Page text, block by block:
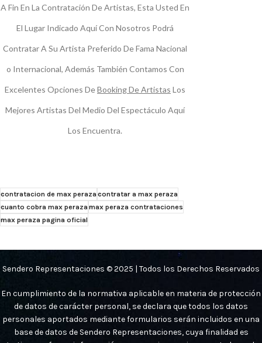
A Fin En La Contratación De Artistas, Esta Usted En
El Lugar Indicado Aquí Con Nosotros Podrá
Contratar A Su Artista Preferido De Fama Nacional
o Internacional, Además También Contamos Con
Excelentes Opciones DeBooking De Artistas Los
Mejores Artistas Del Medio Del Espectáculo Aquí
Los Encuentra.
contratacion de max peraza contratar a max peraza
cuanto cobra max peraza max peraza contrataciones
max peraza pagina oficial
Sendero Representaciones © 2025 | Todos los Derechos Reservados
En cumplimiento de la normativa aplicable en materia de protección
de datos de carácter personal, se declara que todos los datos
personales aportados mediante formularios serán incluidos en una
base de datos de Sendero Representaciones, cuya finalidad es